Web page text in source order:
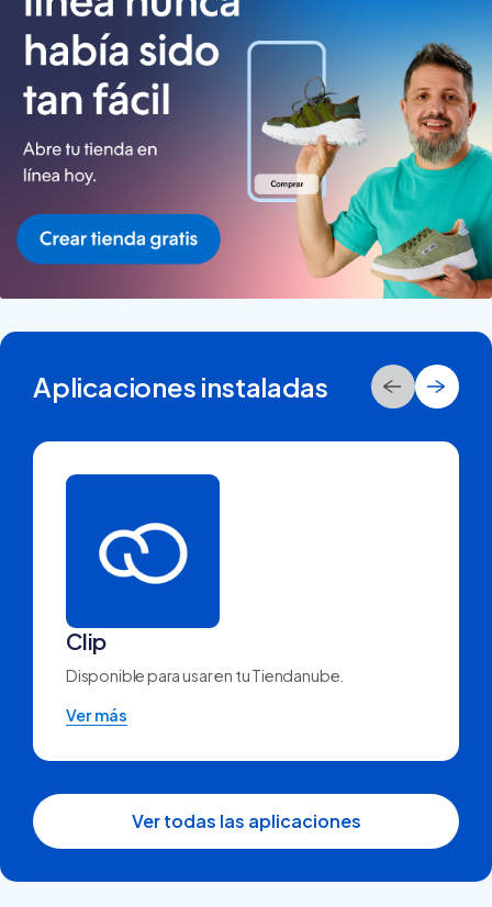
Aplicaciones instaladas
Clip
Disponible para usar en tu Tiendanube.
Ver más
Ver todas las aplicaciones